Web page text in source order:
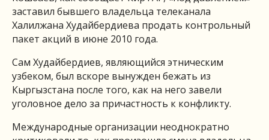
заставил бывшего владельца телеканала
Халилжана Худайбердиева продать контрольный
пакет акций в июне 2010 года.
Сам Худайбердиев, являющийся этническим
узбеком, был вскоре вынужден бежать из
Кыргызстана после того, как на него завели
уголовное дело за причастность к конфликту.
Международные организации неоднократно